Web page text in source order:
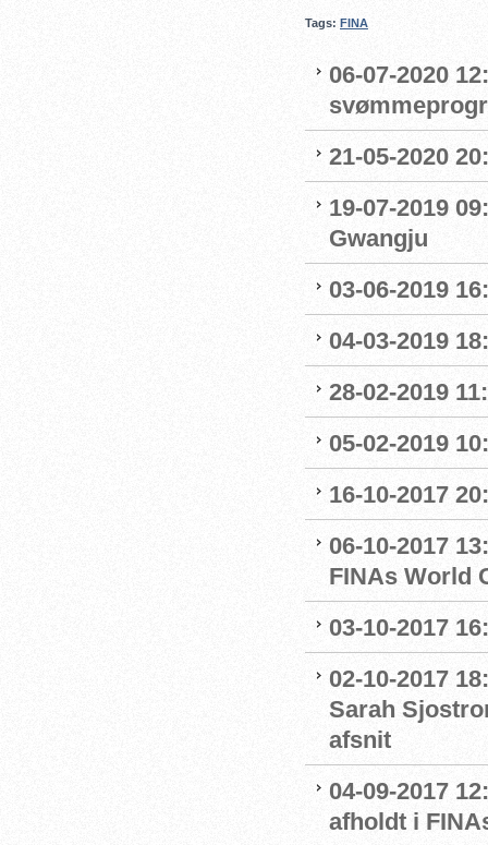
Tags: FINA
06-07-2020
21-05-2020
19-07-2019
Gwangju
03-06-2019
04-03-2019
28-02-2019
05-02-2019
16-10-2017
06-10-2017
FINAs World
03-10-2017
02-10-2017
Sarah
afsnit
04-09-2017
afholdt i